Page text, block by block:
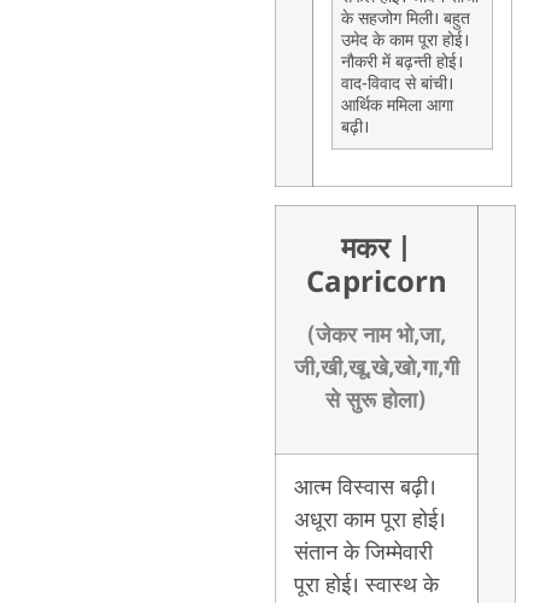
के सहजोग मिली। बहुत
उमेद के काम पूरा होई।
नौकरी में बढ़न्ती होई।
वाद-विवाद से बांची।
आर्थिक ममिला आगा
बढ़ी।
मकर
Capricorn
(जेकर नाम भो,जा,
जी,खी,खू,खे,खो,गा,गी
से सुरू होला)
आत्म विस्वास बढ़ी।
अधूरा काम पूरा होई।
संतान के जिम्मेवारी
पूरा होई। स्वास्थ के